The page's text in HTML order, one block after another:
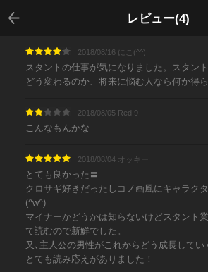
レビュー(4)
戻る
2018/08/16 にこ(^^)
スタントの仕事が気になりました。スタン
どう変わるのか、将来に悩む人なら何か得ら
2018/08/05 Red 9
こんなもんかな
2018/08/04 オッキー
とても良かった〓
クロサギ好きだったしコノ画風にキャラク
(^w^)
マイナーかどうかは知らないけどスタント
て読むので新鮮でした。
又､主人公の男性がこれからどう成長してい
とても読み応えがありました！